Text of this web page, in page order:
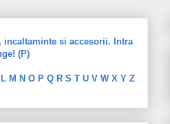
incaltaminte si accesorii. Intra
(P)
M N O P Q R S T U V W X Y Z